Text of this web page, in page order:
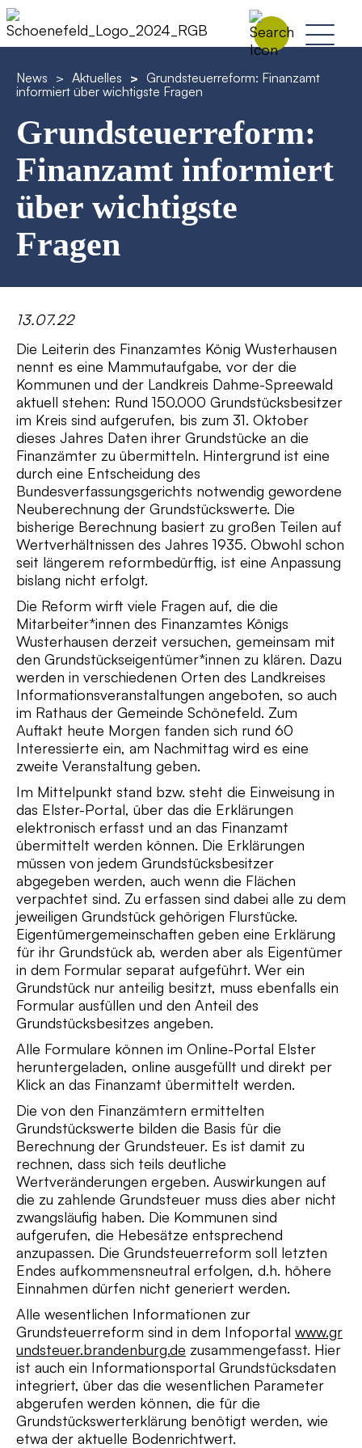
News > Aktuelles > Grundsteuerreform: Finanzamt
informiert über wichtigste Fragen
Grundsteuerreform:
Finanzamt informiert
über wichtigste
Fragen
13.07.22
Die Leiterin des Finanzamtes König Wusterhausen
nennt es eine Mammutaufgabe, vor der die
Kommunen und der Landkreis Dahme-Spreewald
aktuell stehen: Rund 150.000 Grundstücksbesitzer
im Kreis sind aufgerufen, bis zum 31. Oktober
dieses Jahres Daten ihrer Grundstücke an die
Finanzämter zu übermitteln. Hintergrund ist eine
durch eine Entscheidung des
Bundesverfassungsgerichts notwendig gewordene
Neuberechnung der Grundstückswerte. Die
bisherige Berechnung basiert zu großen Teilen auf
Wertverhältnissen des Jahres 1935. Obwohl schon
seit längerem reformbedürftig, ist eine Anpassung
bislang nicht erfolgt.
Die Reform wirft viele Fragen auf, die die
Mitarbeiter*innen des Finanzamtes Königs
Wusterhausen derzeit versuchen, gemeinsam mit
den Grundstückseigentümer*innen zu klären. Dazu
werden in verschiedenen Orten des Landkreises
Informationsveranstaltungen angeboten, so auch
im Rathaus der Gemeinde Schönefeld. Zum
Auftakt heute Morgen fanden sich rund 60
Interessierte ein, am Nachmittag wird es eine
zweite Veranstaltung geben.
Im Mittelpunkt stand bzw. steht die Einweisung in
das Elster-Portal, über das die Erklärungen
elektronisch erfasst und an das Finanzamt
übermittelt werden können. Die Erklärungen
müssen von jedem Grundstücksbesitzer
abgegeben werden, auch wenn die Flächen
verpachtet sind. Zu erfassen sind dabei alle zu dem
jeweiligen Grundstück gehörigen Flurstücke.
Eigentümergemeinschaften geben eine Erklärung
für ihr Grundstück ab, werden aber als Eigentümer
in dem Formular separat aufgeführt. Wer ein
Grundstück nur anteilig besitzt, muss ebenfalls ein
Formular ausfüllen und den Anteil des
Grundstücksbesitzes angeben.
Alle Formulare können im Online-Portal Elster
heruntergeladen, online ausgefüllt und direkt per
Klick an das Finanzamt übermittelt werden.
Die von den Finanzämtern ermittelten
Grundstückswerte bilden die Basis für die
Berechnung der Grundsteuer. Es ist damit zu
rechnen, dass sich teils deutliche
Wertveränderungen ergeben. Auswirkungen auf
die zu zahlende Grundsteuer muss dies aber nicht
zwangsläufig haben. Die Kommunen sind
aufgerufen, die Hebesätze entsprechend
anzupassen. Die Grundsteuerreform soll letzten
Endes aufkommensneutral erfolgen, d.h. höhere
Einnahmen dürfen nicht generiert werden.
Alle wesentlichen Informationen zur
Grundsteuerreform sind in dem Infoportal www.gr
undsteuer.brandenburg.de zusammengefasst. Hier
ist auch ein Informationsportal Grundstücksdaten
integriert, über das die wesentlichen Parameter
abgerufen werden können, die für die
Grundstückswerterklärung benötigt werden, wie
etwa der aktuelle Bodenrichtwert.